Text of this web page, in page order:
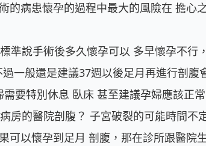
的病患懷孕的過程中最大的風險在 擔
準說手術後多久懷孕可以 多早懷孕不
一般還是建議37週以後足月再進行剖腹
要特別休息 臥床 甚至建議孕婦應該正
房的醫院剖腹？ 子宮破裂的可能時間
可以懷孕到足月 剖腹，那在診所跟醫院